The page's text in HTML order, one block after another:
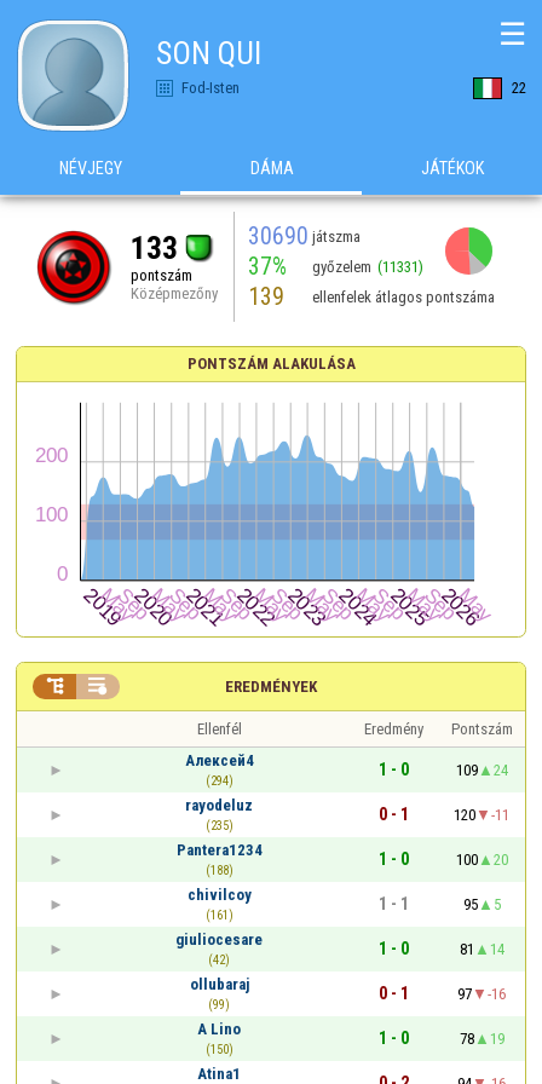
SON QUI
Fod-Isten 22
☰
NÉVJEGY DÁMA JÁTÉKOK
133
pontszám
Középmezőny
30690 játszma
37% győzelem (11331)
139 ellenfelek átlagos pontszáma
PONTSZÁM ALAKULÁSA
EREDMÉNYEK
 
Ellenfél Eredmény
Pontszám
Алексей4
(294)
1 - 0 109
24
rayodeluz
(235)
0 - 1 120
-11
Pantera1234
(188)
1 - 0 100
20
chivilcoy
(161)
1 - 1 95
5
giuliocesare
(42)
1 - 0 81
14
ollubaraj
(99)
0 - 1 97
-16
A Lino
(150)
1 - 0 78
19
Atina1